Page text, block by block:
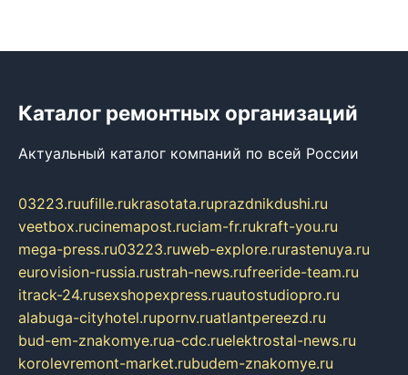
Каталог ремонтных организаций
Актуальный каталог компаний по всей России
03223.ruufille.rukrasotata.ruprazdnikdushi.ru
veetbox.rucinemapost.ruciam-fr.rukraft-you.ru
mega-press.ru03223.ruweb-explore.rurastenuya.ru
eurovision-russia.rustrah-news.rufreeride-team.ru
itrack-24.rusexshopexpress.ruautostudiopro.ru
alabuga-cityhotel.rupornv.ruatlantpereezd.ru
bud-em-znakomye.rua-cdc.ruelektrostal-news.ru
korolevremont-market.rubudem-znakomye.ru